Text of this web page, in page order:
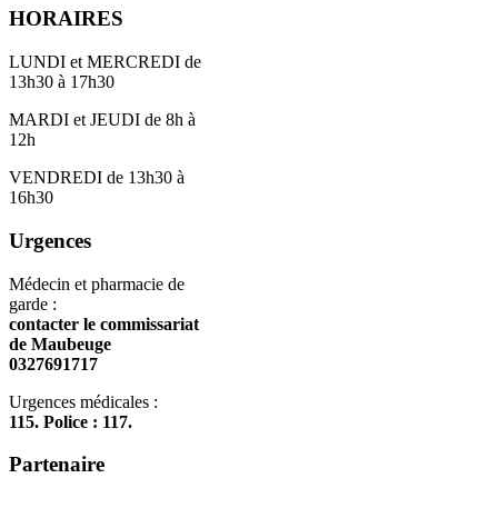
HORAIRES
LUNDI et MERCREDI de
13h30 à 17h30
MARDI et JEUDI de 8h à
12h
VENDREDI de 13h30 à
16h30
Urgences
Médecin et pharmacie de
garde :
contacter le commissariat
de Maubeuge
0327691717
Urgences médicales :
115. Police : 117.
Partenaire